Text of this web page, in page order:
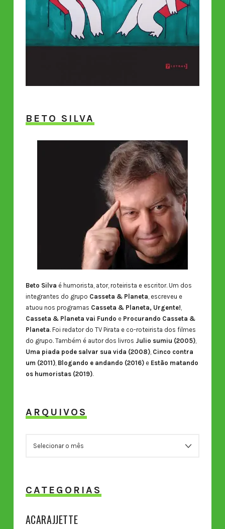
BETO SILVA
Beto Silva é humorista, ator, roteirista e escritor. Um dos
integrantes do grupo Casseta & Planeta, escreveu e
atuou nos programas Casseta & Planeta, Urgente!,
Casseta & Planeta vai Fundo e Procurando Casseta &
Planeta. Foi redator do TV Pirata e co-roteirista dos filmes
do grupo. Também é autor dos livros Julio sumiu (2005),
Uma piada pode salvar sua vida (2008), Cinco contra
um (2011), Blogando e andando (2016)e Estão matando
os humoristas (2019).
ARQUIVOS
CATEGORIAS
ACARAJJETTE